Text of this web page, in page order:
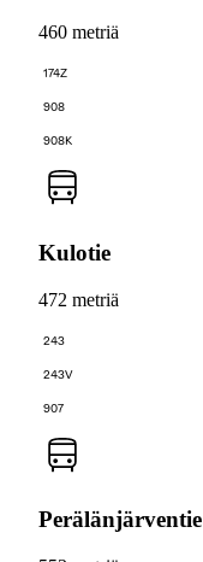
460 metriä
174Z
908
908K
Kulotie
472 metriä
243
243V
907
Perälänjärventie